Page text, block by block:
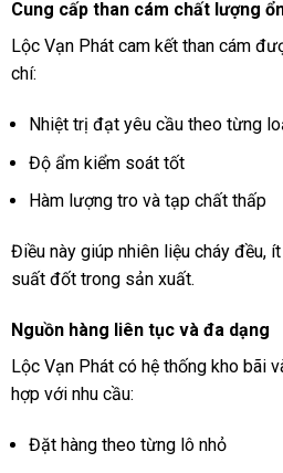
Cung cấp than cám chất lượng
Lộc Vạn Phát cam kết than cám
chí:
Nhiệt trị đạt yêu cầu theo từng
Độ ẩm kiểm soát tốt
Hàm lượng tro và tạp chất thấp
Điều này giúp nhiên liệu cháy đều,
suất đốt trong sản xuất.
Nguồn hàng liên tục và đa dạng
Lộc Vạn Phát có hệ thống kho bãi
hợp với nhu cầu:
Đặt hàng theo từng lô nhỏ